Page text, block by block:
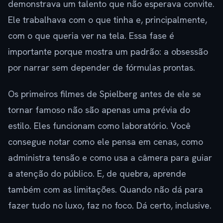
demonstrava um talento que não esperava convite.
Ele trabalhava com o que tinha e, principalmente,
com o que queria ver na tela. Essa fase é
importante porque mostra um padrão: a obsessão
por narrar sem depender de fórmulas prontas.
Os primeiros filmes de Spielberg antes de ele se
tornar famoso não são apenas uma prévia do
estilo. Eles funcionam como laboratório. Você
consegue notar como ele pensa em cenas, como
administra tensão e como usa a câmera para guiar
a atenção do público. E, de quebra, aprende
também com as limitações. Quando não dá para
fazer tudo no luxo, faz no foco. Dá certo, inclusive.